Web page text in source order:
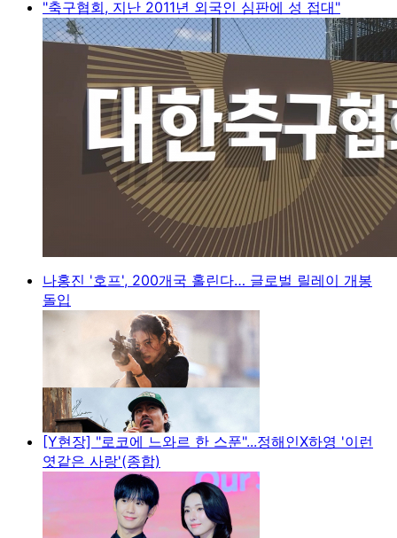
"축구협회, 지난 2011년 외국인 심판에 성 접대"
나홍진 '호프', 200개국 홀린다… 글로벌 릴레이 개봉
돌입
[Y현장] "로코에 느와르 한 스푼"...정해인X하영 '이런
엿같은 사랑'(종합)